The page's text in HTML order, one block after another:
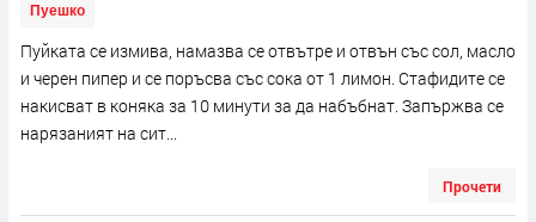
Пуешко
Пуйката се измива, намазва се отвътре и отвън със сол, масло
и черен пипер и се поръсва със сока от 1 лимон. Стафидите се
накисват в коняка за 10 минути за да набъбнат. Запържва се
нарязаният на сит...
Прочети